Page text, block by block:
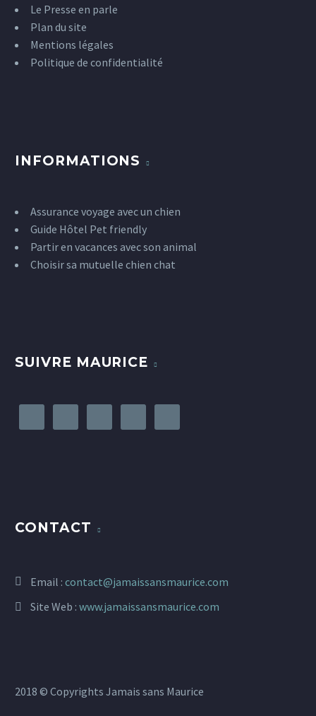
Le Presse en parle
Plan du site
Mentions légales
Politique de confidentialité
INFORMATIONS
Assurance voyage avec un chien
Guide Hôtel Pet friendly
Partir en vacances avec son animal
Choisir sa mutuelle chien chat
SUIVRE MAURICE
CONTACT
Email : contact@jamaissansmaurice.com
Site Web : www.jamaissansmaurice.com
2018 © Copyrights Jamais sans Maurice